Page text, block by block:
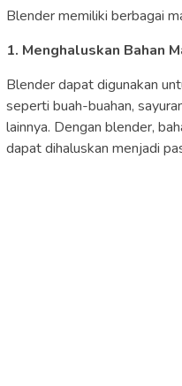
Blender memiliki berbagai
1. Menghaluskan Bahan
Blender dapat digunakan
seperti buah-buahan,
lainnya. Dengan blender,
dapat dihaluskan menjadi